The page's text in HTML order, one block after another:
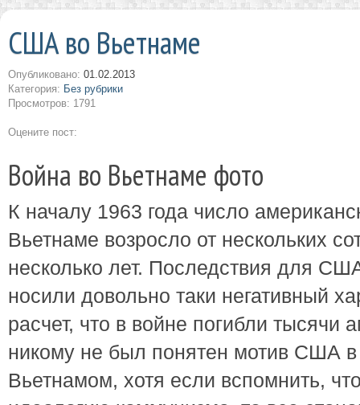
США во Вьетнаме
Опубликовано: 01.02.2013
Категория: Без рубрики
Просмотров: 1791
Оцените пост:
Война во Вьетнаме фото
К началу 1963 года число
Вьетнаме возросло от нескольких
несколько лет. Последствия для
носили довольно таки негативный
расчет, что в войне погибли тысячи
никому не был понятен мотив США
Вьетнамом, хотя если вспомнить,